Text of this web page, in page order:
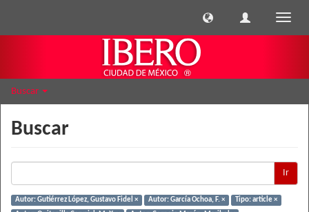
Buscar
Buscar
Ir
Autor: Gutiérrez López, Gustavo Fidel × Autor: García Ochoa, F. ×
Tipo: article ×